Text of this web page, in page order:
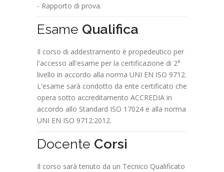
- Rapporto di prova.
Esame Qualifica
Il corso di addestramento è propedeutico per
l'accesso all'esame per la certificazione di 2°
livello in accordo alla norma UNI EN ISO 9712.
L'esame sarà condotto da ente certificato che
opera sotto accreditamento ACCREDIA in
accordo allo Standard ISO 17024 e alla norma
UNI EN ISO 9712:2012.
Docente Corsi
Il corso sarà tenuto da un Tecnico Qualificato